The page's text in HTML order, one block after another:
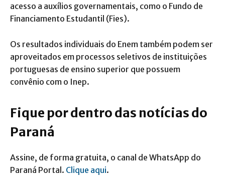
acesso a auxílios governamentais, como o Fundo de
Financiamento Estudantil (Fies).
Os resultados individuais do Enem também podem ser
aproveitados em processos seletivos de instituições
portuguesas de ensino superior que possuem
convênio com o Inep.
Fique por dentro das notícias do
Paraná
Assine, de forma gratuita, o canal de WhatsApp do
Paraná Portal. Clique aqui.